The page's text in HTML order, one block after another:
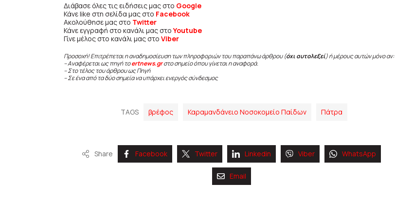
Διάβασε όλες τις ειδήσεις μας στο Google
Κάνε like στη σελίδα μας στο Facebook
Ακολούθησε μας στο Twitter
Κάνε εγγραφή στο κανάλι μας στοYoutube
Γίνε μέλος στο κανάλι μας στο Viber
Προσοχή! Επιτρέπεται η αναδημοσίευση των πληροφοριών του παραπάνω άρθρου (όχι αυτολεξεί) ή μέρους αυτών μόνο αν:
– Αναφέρεται ως πηγή τοertnews.gr στο σημείο όπου γίνεται η αναφορά.
– Στο τέλος του άρθρου ως Πηγή
– Σε ένα από τα δύο σημεία να υπάρχει ενεργός σύνδεσμος
TAGS βρέφος Καραμανδάνειο Νοσοκομείο Παίδων Πάτρα
Share Facebook Twitter Linkedin Viber WhatsApp
Email